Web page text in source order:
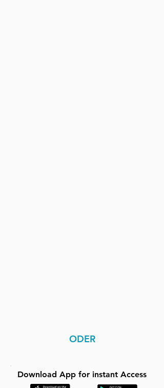
ODER
Download App for instant Access